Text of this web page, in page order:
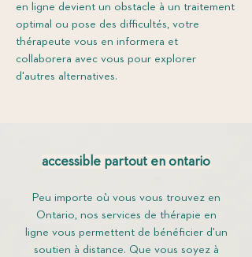
en ligne devient un obstacle à un traitement
optimal ou pose des difficultés, votre
thérapeute vous en informera et
collaborera avec vous pour explorer
d'autres alternatives.
accessible partout en ontario
Peu importe où vous vous trouvez en
Ontario, nos services de thérapie en
ligne vous permettent de bénéficier d'un
soutien à distance. Que vous soyez à